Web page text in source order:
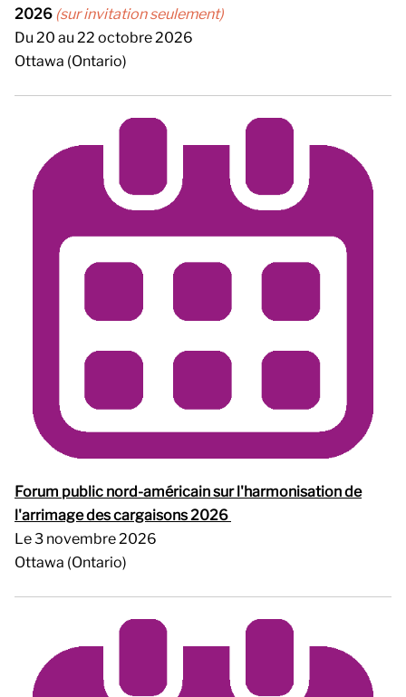
2026 (sur invitation seulement)
Du 20 au 22 octobre 2026
Ottawa (Ontario)
Forum public nord-américain sur l'harmonisation de
l'arrimage des cargaisons 2026
Le 3 novembre 2026
Ottawa (Ontario)